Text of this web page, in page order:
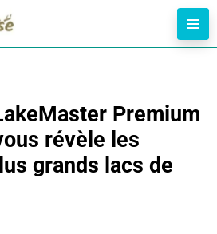
Premium
révèle les
grands lacs de